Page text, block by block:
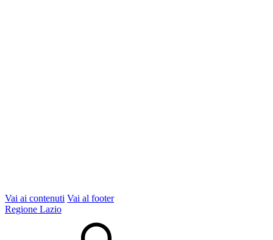
Vai ai contenuti Vai al footer
Regione Lazio